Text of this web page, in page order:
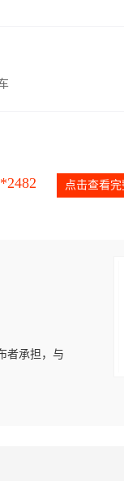
点击查看完
者承担，与